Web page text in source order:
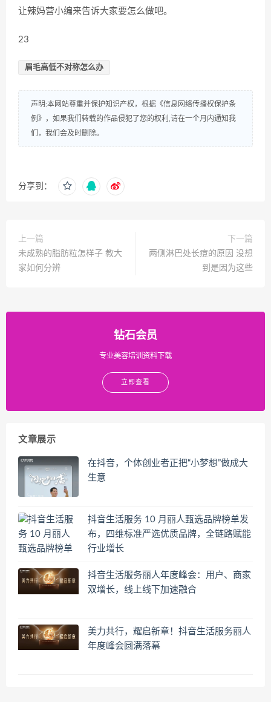
让辣妈营小编来告诉大家要怎么做吧。
23
眉毛高低不对称怎么办
声明:本网站尊重并保护知识产权，根据《信息网络传播权保护条
例》，如果我们转载的作品侵犯了您的权利,请在一个月内通知我
们，我们会及时删除。
分享到：
上一篇
未成熟的脂肪粒怎样子 教大
家如何分辨
下一篇
两侧淋巴处长痘的原因 没想
到是因为这些
钻石会员
专业美容培训资料下载
立即查看
文章展示
在抖音，个体创业者正把“小梦想”做成大
生意
抖音生活服务 10 月丽人甄选品牌榜单发
布，四维标准严选优质品牌，全链路赋能
行业增长
抖音生活服务丽人年度峰会：用户、商家
双增长，线上线下加速融合
美力共行，耀启新章！抖音生活服务丽人
年度峰会圆满落幕